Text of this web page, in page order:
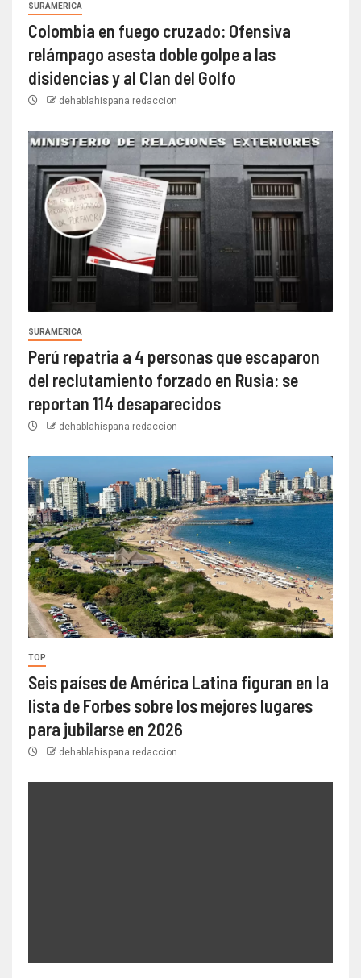
SURAMERICA
Colombia en fuego cruzado: Ofensiva
relámpago asesta doble golpe a las
disidencias y al Clan del Golfo
dehablahispana redaccion
SURAMERICA
Perú repatria a 4 personas que escaparon
del reclutamiento forzado en Rusia: se
reportan 114 desaparecidos
dehablahispana redaccion
TOP
Seis países de América Latina figuran en la
lista de Forbes sobre los mejores lugares
para jubilarse en 2026
dehablahispana redaccion